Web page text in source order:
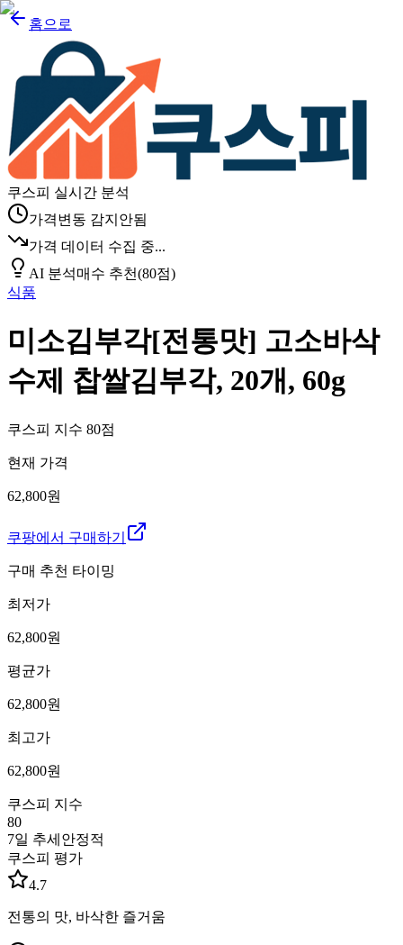
홈으로
쿠스피 실시간 분석
가격변동 감지안됨
가격 데이터 수집 중...
AI 분석매수 추천(80점)
식품
미소김부각[전통맛] 고소바삭
수제 찹쌀김부각, 20개, 60g
쿠스피 지수 80점
현재 가격
62,800원
쿠팡에서 구매하기
구매 추천 타이밍
최저가
62,800원
평균가
62,800원
최고가
62,800원
쿠스피 지수
80
7일 추세 안정적
쿠스피 평가
4.7
전통의 맛, 바삭한 즐거움